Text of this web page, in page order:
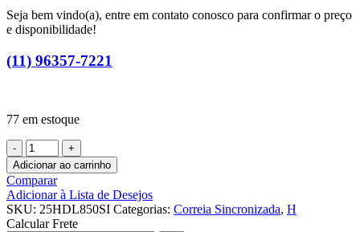
Seja bem vindo(a), entre em contato conosco para confirmar o preço
e disponibilidade!
(11) 96357-7221
77 em estoque
Adicionar ao carrinho
Comparar
Adicionar à Lista de Desejos
SKU: 25HDL850SI Categorias: Correia Sincronizada, H
Calcular Frete